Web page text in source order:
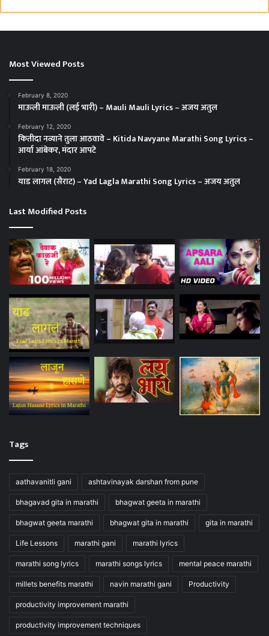
Most Viewed Posts
February 8, 2020
माऊली माऊली (लई भारी) – Mauli Mauli Lyrics – अजय अतुल
February 12, 2020
कितीदा नव्याने तुला आठवावे – Kitida Navyane Marathi Song Lyrics –
आर्या आंबेकर, मंदार आपटे
February 18, 2020
याड लागल (सैराट) – Yad Lagla Marathi Song Lyrics – अजय अतुल
Last Modified Posts
Tags
aathavanitli gani ashtavinayak darshan from pune
bhagavad gita in marathi bhagwat geeta in marathi
bhagwat geeta marathi bhagwat gita in marathi gita in marathi
Life Lessons marathi gani marathi lyrics
marathi song lyrics marathi songs lyrics mental peace marathi
millets benefits marathi navin marathi gani Productivity
productivity improvement marathi
productivity improvement techniques